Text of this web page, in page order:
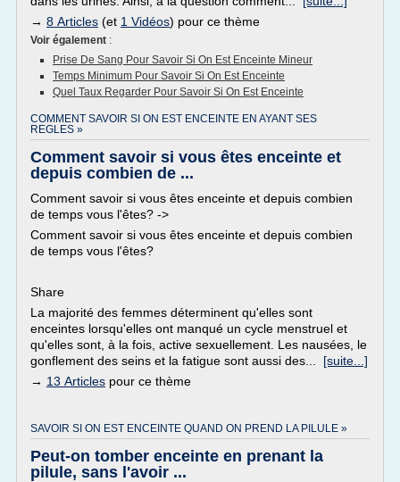
→ 8 Articles (et 1 Vidéos) pour ce thème
Voir également :
Prise De Sang Pour Savoir Si On Est Enceinte Mineur
Temps Minimum Pour Savoir Si On Est Enceinte
Quel Taux Regarder Pour Savoir Si On Est Enceinte
COMMENT SAVOIR SI ON EST ENCEINTE EN AYANT SES
REGLES »
Comment savoir si vous êtes enceinte et
depuis combien de ...
Comment savoir si vous êtes enceinte et depuis combien
de temps vous l'êtes? ->
Comment savoir si vous êtes enceinte et depuis combien
de temps vous l'êtes?
Share
La majorité des femmes déterminent qu'elles sont
enceintes lorsqu'elles ont manqué un cycle menstruel et
qu'elles sont, à la fois, active sexuellement. Les nausées, le
gonflement des seins et la fatigue sont aussi des... [suite...]
→ 13 Articles pour ce thème
SAVOIR SI ON EST ENCEINTE QUAND ON PREND LA PILULE »
Peut-on tomber enceinte en prenant la
pilule, sans l'avoir ...